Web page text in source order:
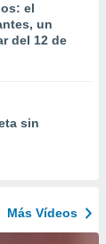
el
un
del 12 de
sin
Más Vídeos